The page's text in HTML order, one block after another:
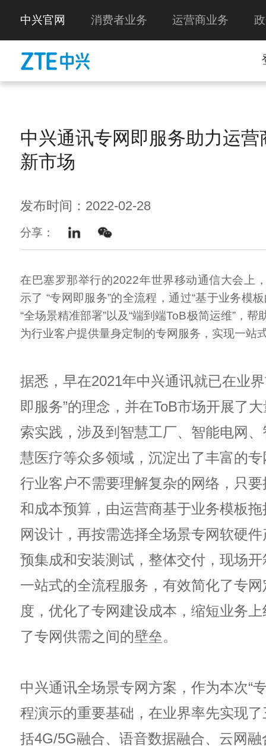
中兴官网 消费者业务 运营商业务
中兴通讯专网即服务助力运营
新市场
发布时间：2022-02-28
分享：
在巴塞罗那举行的2022年世界移动通信大会上
示了 “专网即服务”的全流程，通过“基于业务模
“全场景精准部署”以及“端到端ToB极简运维”，帮
为行业客户提供量身定制的专网服务，实现一站
据悉，早在2021年中兴通讯就已在业
即服务”的理念，并在ToB市场开展了
索实践，涉及到智慧工厂、智能电网
慧医疗等众多领域，沉淀出了丰富的
行业客户不需要理解复杂的网络，只
和成本预算，由运营商基于业务模板
网设计，再按需选择全场景专网软硬
预集成和安装测试，整体交付，现场
一站式的全流程服务，有效简化了专
度，优化了专网建设成本，缩短业务
了专网供需之间的壁垒。
中兴通讯全场景专网方案，作为本次“
程演示的重要基础，在业界率先实现
括4G/5G融合、语音数据融合、云网